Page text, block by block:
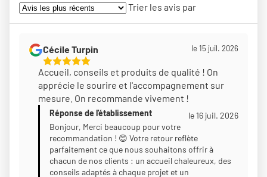
Trier les avis par
Cécile Turpin
5
Étoiles
Sur
5
le 15 juil. 2026
Accueil, conseils et produits de qualité ! On
apprécie le sourire et l'accompagnement sur
mesure. On recommande vivement !
Réponse de l'établissement
le 16 juil. 2026
Bonjour, Merci beaucoup pour votre
recommandation ! 😊 Votre retour reflète
parfaitement ce que nous souhaitons offrir à
chacun de nos clients : un accueil chaleureux, des
conseils adaptés à chaque projet et un